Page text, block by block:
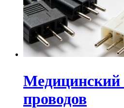
Медицинский
проводов